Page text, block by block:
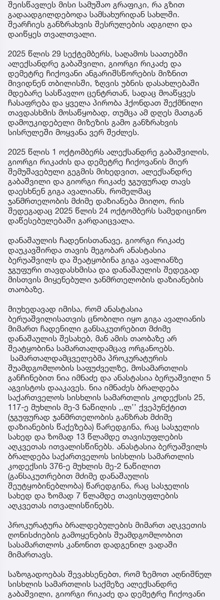
შეისწავლეს მისი სამუშაო გრაფიკი, რა გზით
გადაადგილდებოდა სამსახურიდან სახლში.
შეარჩიეს განზრახვის შესრულების ადგილი და
დაიწყეს თვალთვალი.
2025 წლის 29 სექტემბერს, საღამოს საათებში
ალექსანდრე გაბაშვილი, გიორგი რიკაძე და
დემეტრე ჩიქოვანი ანგარიშსწორების მიზნით
მივიდნენ თბილისში, ზღვის უბნის დასახლებაში
მდებარე სასწავლო ცენტრთან, სადაც მოაწყვეს
ჩასაფრება და ყველა პირობა ჰქონდათ შექმნილი
თავდასხმის მოსაწყობად, თუმცა ამ დღეს მათგან
დამოუკიდებელი მიზეზის გამო განზრახვის
სისრულეში მოყვანა ვერ შეძლეს.
2025 წლის 1 ოქტომბერს ალექსანდრე გაბაშვილის,
გიორგი რიკაძის და დემეტრე ჩიქოვანის მიერ
შემუშავებული გეგმის მიხედვით, ალექსანდრე
გაბაშვილი და გიორგი რიკაძე ჯგუფურად თავს
დაესხნენ გიგა ავალიანს, რომელმაც
ჯანმრთელობის მძიმე დაზიანება მიიღო, რის
შედეგადაც 2025 წლის 24 ოქტომბერს სამედიცინო
დაწესებულებაში გარდაიცვალა.
დანაშაულის ჩადენისთანავე, გიორგი რიკაძე
დაუკავშირდა თავის მეგობარ ანასტასია
ბერუაშვილს და შეატყობინა გიგა ავალიანზე
ჯგუფური თავდასხმისა და დანაშაულის შედეგად
მისთვის მიყენებული ჯანმრთელობის დაზიანების
თაობაზე.
მიუხედავად იმისა, რომ ანასტასია
ბერუაშვილისათვის ცნობილი იყო გიგა ავალიანის
მიმართ ჩადენილი განსაკუთრებით მძიმე
დანაშაულის შესახებ, მან ამის თაობაზე არ
შეატყობინა სამართალდამცავ ორგანოებს.
სამართალდამცველებმა პროკურატურის
შუამდგომლობის საფუძველზე, მოსამართლის
განჩინებით ნია იმნაძე და ანასტასია ბერუაშვილი 5
აგვისტოს დააკავეს. ნია იმნაძეს ბრალდება
საქართველოს სისხლის სამართლის კოდექსის 25,
117-ე მუხლის მე-3 ნაწილის ,,ლ’’ ქვეპუნქტით
(ჯგუფურად ჯანმრთელობის განზრახ მძიმე
დაზიანების წაქეზება) წარედგინა, რაც სასჯელის
სახედ და ზომად 13 წლამდე თავისუფლების
აღკვეთას ითვალისწინებს. ანასტასია ბერუაშვილს
ბრალდება საქართველოს სისხლის სამართლის
კოდექსის 376-ე მუხლის მე-2 ნაწილით
(განსაკუთრებით მძიმე დანაშაულის
შეუტყობინებლობა) წარედგინა, რაც სასჯელის
სახედ და ზომად 7 წლამდე თავისუფლების
აღკვეთას ითვალისწინებს.
პროკურატურა ბრალდებულების მიმართ აღკვეთის
ღონისძიების გამოყენების შუამდგომლობით
სასამართლოს კანონით დადგენილ ვადაში
მიმართავს.
საზოგადოებას შევახსენებთ, რომ ზემოთ აღნიშნულ
სისხლის სამართლის საქმეზე ალექსანდრე
გაბაშვილი, გიორგი რიკაძე და დემეტრე ჩიქოვანი